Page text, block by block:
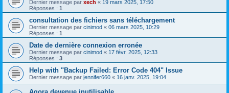
Dernier message par xech « 19 mars 2025, 17:50
Réponses : 1
consultation des fichiers sans téléchargement
Dernier message par cinimod « 06 mars 2025, 10:29
Réponses : 1
Date de dernière connexion erronée
Dernier message par cinimod « 17 févr. 2025, 12:33
Réponses : 3
Help with "Backup Failed: Error Code 404" Issue
Dernier message par jennifer660 « 16 janv. 2025, 19:04